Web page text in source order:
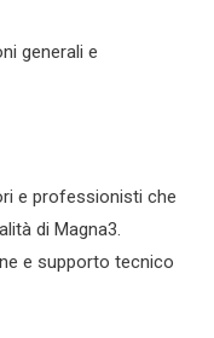
generali e
e professionisti che
di Magna3.
e supporto tecnico